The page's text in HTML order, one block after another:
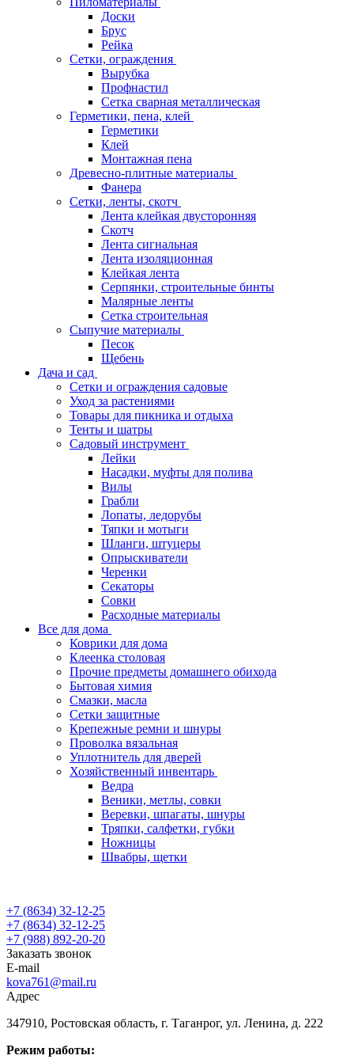
Доски
Брус
Рейка
Сетки, ограждения
Вырубка
Профнастил
Сетка сварная металлическая
Герметики, пена, клей
Герметики
Клей
Монтажная пена
Древесно-плитные материалы
Фанера
Сетки, ленты, скотч
Лента клейкая двусторонняя
Скотч
Лента сигнальная
Лента изоляционная
Клейкая лента
Серпянки, строительные бинты
Малярные ленты
Сетка строительная
Сыпучие материалы
Песок
Щебень
Дача и сад
Сетки и ограждения садовые
Уход за растениями
Товары для пикника и отдыха
Тенты и шатры
Садовый инструмент
Лейки
Насадки, муфты для полива
Вилы
Грабли
Лопаты, ледорубы
Тяпки и мотыги
Шланги, штуцеры
Опрыскиватели
Черенки
Секаторы
Совки
Расходные материалы
Все для дома
Коврики для дома
Клеенка столовая
Прочие предметы домашнего обихода
Бытовая химия
Смазки, масла
Сетки защитные
Крепежные ремни и шнуры
Проволка вязальная
Уплотнитель для дверей
Хозяйственный инвентарь
Ведра
Веники, метлы, совки
Веревки, шпагаты, шнуры
Тряпки, салфетки, губки
Ножницы
Швабры, щетки
+7 (8634) 32-12-25
+7 (8634) 32-12-25
+7 (988) 892-20-20
Заказать звонок
E-mail
kova761@mail.ru
Адрес
347910, Ростовская область, г. Таганрог, ул. Ленина, д. 222
Режим работы: